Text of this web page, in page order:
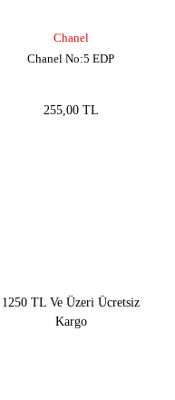
Chanel
Chanel No:5 EDP
255,00 TL
1250 TL Ve Üzeri Ücretsiz
Kargo